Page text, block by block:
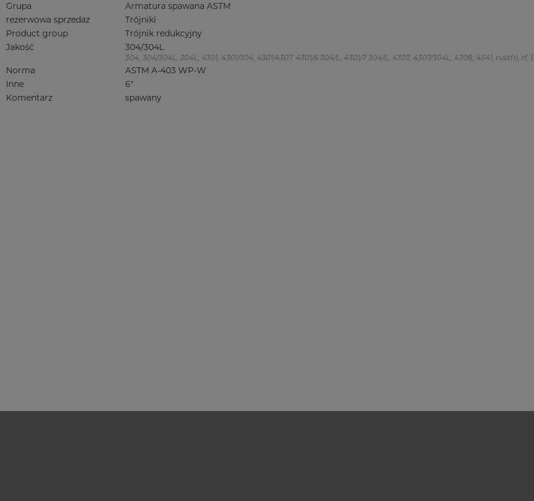
Grupa
Armatura spawana ASTM
rezerwowa sprzedaz
Trójniki
Product group
Trójnik redukcyjny
Jakość
304/304L
304, 304/304L, 304L, 4301, 4301/304, 4301/4307, 4301/6 304/L, 4301/7 304/L, 4307, 4307/304L, 4308, 4541, rustfri, rf,
Norma
ASTM A-403 WP-W
Inne
6"
Komentarz
spawany